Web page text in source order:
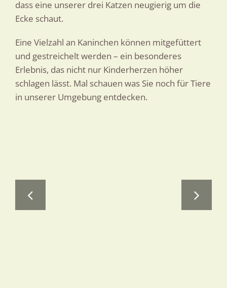
dass eine unserer drei Katzen neugierig um die
Ecke schaut.
Eine Vielzahl an Kaninchen können mitgefüttert
und gestreichelt werden – ein besonderes
Erlebnis, das nicht nur Kinderherzen höher
schlagen lässt. Mal schauen was Sie noch für Tiere
in unserer Umgebung entdecken.